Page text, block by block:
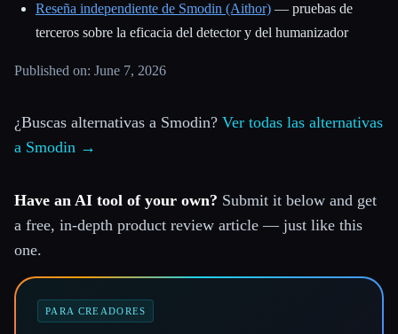
Reseña independiente de Smodin (Aithor) — pruebas de
terceros sobre la eficacia del detector y del humanizador
Published on: June 7, 2026
¿Buscas alternativas a Smodin? Ver todas las alternativas
a Smodin →
Have an AI tool of your own? Submit it below and get
a free, in-depth product review article — just like this
one.
PARA CREADORES